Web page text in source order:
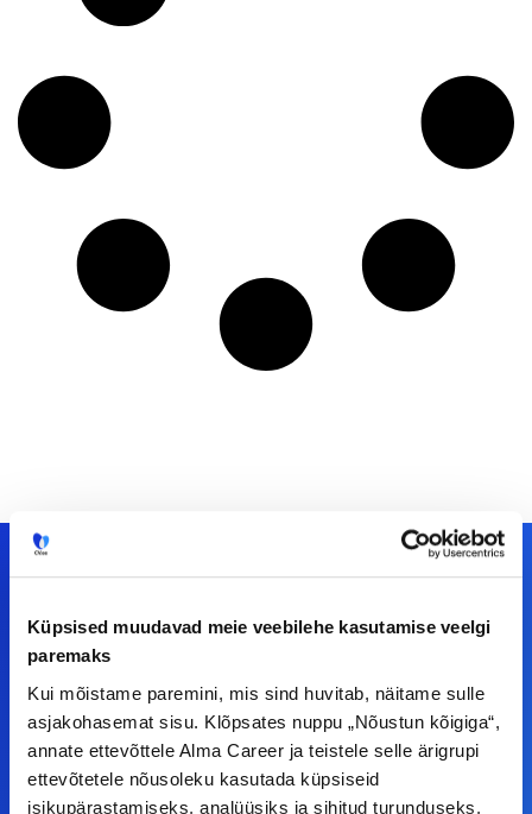
Küpsised muudavad meie veebilehe kasutamise veelgi
paremaks
Kui mõistame paremini, mis sind huvitab, näitame sulle
asjakohasemat sisu. Klõpsates nuppu „Nõustun kõigiga“,
annate ettevõttele Alma Career ja teistele selle ärigrupi
ettevõtetele nõusoleku kasutada küpsiseid
isikupärastamiseks, analüüsiks ja sihitud turunduseks.
Meiega leiad!
Tööelublogi.ee lehelt leiad kõik vajaliku, et olla
kursis tööturu uudistega. Kui sul on
ettepanekuid erinevate teemade osas või soovid
teha koostööd, siis võta meiega julgelt ühendust.